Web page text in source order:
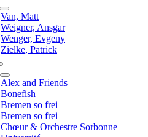
Van, Matt
Weigner, Ansgar
Wenger, Evgeny
Zielke, Patrick
Alex and Friends
Bonefish
Bremen so frei
Bremen so frei
Chœur & Orchestre Sorbonne